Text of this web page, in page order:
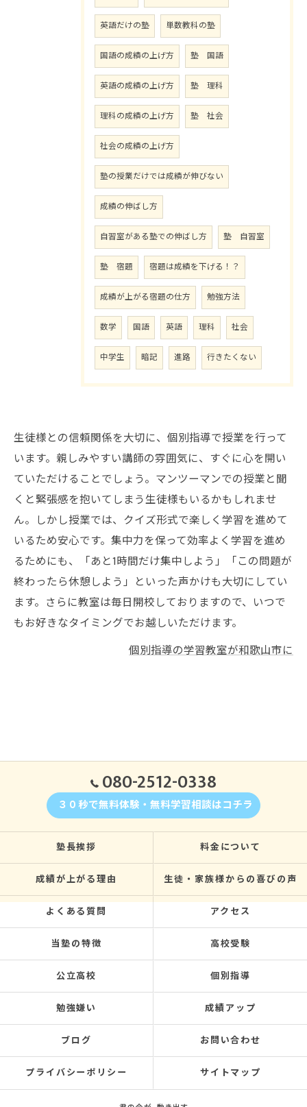
英語だけの塾 単数教科の塾
国語の成績の上げ方 塾 国語
英語の成績の上げ方 塾 理科
理科の成績の上げ方 塾 社会
社会の成績の上げ方
塾の授業だけでは成績が伸びない
成績の伸ばし方
自習室がある塾での伸ばし方 塾 自習室
塾 宿題 宿題は成績を下げる！？
成績が上がる宿題の仕方 勉強方法
数学 国語 英語 理科 社会
中学生 暗記 進路 行きたくない
生徒様との信頼関係を大切に、個別指導で授業を行って
います。親しみやすい講師の雰囲気に、すぐに心を開い
ていただけることでしょう。マンツーマンでの授業と聞
くと緊張感を抱いてしまう生徒様もいるかもしれませ
ん。しかし授業では、クイズ形式で楽しく学習を進めて
いるため安心です。集中力を保って効率よく学習を進め
るためにも、「あと1時間だけ集中しよう」「この問題が
終わったら休憩しよう」といった声かけも大切にしてい
ます。さらに教室は毎日開校しておりますので、いつで
もお好きなタイミングでお越しいただけます。
個別指導の学習教室が和歌山市に
080-2512-0338
３０秒で無料体験・無料学習相談はコチラ
塾長挨拶 料金について
成績が上がる理由 生徒・家族様からの喜びの声
よくある質問 アクセス
当塾の特徴 高校受験
公立高校 個別指導
勉強嫌い 成績アップ
ブログ お問い合わせ
プライバシーポリシー サイトマップ